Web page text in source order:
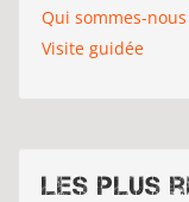
Qui sommes-nous
Visite guidée
Les plus